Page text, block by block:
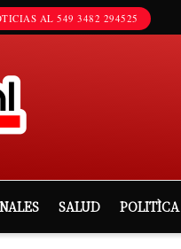
AL 549 3482 294525
SALUD POLITÌCA